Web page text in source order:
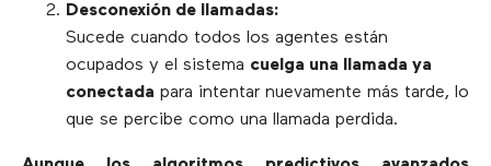
Desconexión de llamadas:
Sucede cuando todos los agentes están
ocupados y el sistema cuelga una llamada ya
conectada para intentar nuevamente más tarde, lo
que se percibe como una llamada perdida.